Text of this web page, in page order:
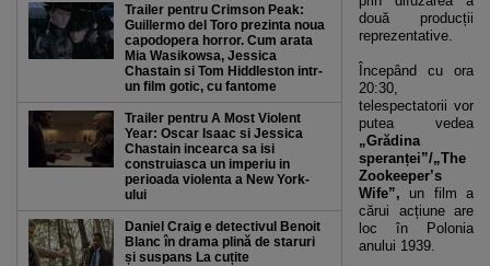
Trailer pentru Crimson Peak:
Guillermo del Toro prezinta noua
capodopera horror. Cum arata
Mia Wasikowsa, Jessica
Chastain si Tom Hiddleston intr-
un film gotic, cu fantome
Trailer pentru A Most Violent
Year: Oscar Isaac si Jessica
Chastain incearca sa isi
construiasca un imperiu in
perioada violenta a New York-
ului
Daniel Craig e detectivul Benoit
Blanc în drama plină de staruri
și suspans La cuțite
două producții
reprezentative.
Începând cu ora
20:30,
telespectatorii vor
putea vedea
„Grădina
speranței”/„The
Zookeeper’s
Wife”, un film a
cărui acțiune are
loc în Polonia
anului 1939.